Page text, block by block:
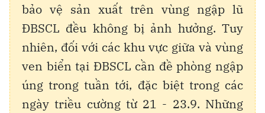
bảo vệ sản xuất trên vùng ngập lũ
ĐBSCL đều không bị ảnh hưởng. Tuy
nhiên, đối với các khu vực giữa và vùng
ven biển tại ĐBSCL cần đề phòng ngập
úng trong tuần tới, đặc biệt trong các
ngày triều cường từ 21 - 23.9. Những